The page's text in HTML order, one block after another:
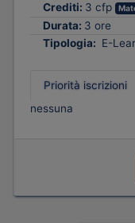
Crediti: 3 cfp
Durata: 3 ore
Tipologia: E-
Priorità iscrizioni
nessuna